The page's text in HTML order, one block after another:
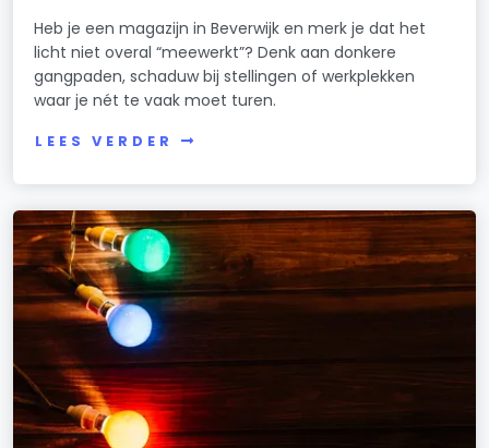
Heb je een magazijn in Beverwijk en merk je dat het
licht niet overal “meewerkt”? Denk aan donkere
gangpaden, schaduw bij stellingen of werkplekken
waar je nét te vaak moet turen.
LEES VERDER